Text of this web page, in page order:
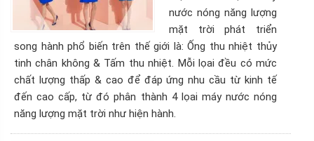
nước nóng năng lượng
mặt trời phát triển
song hành phổ biến trên thế giới là: Ống thu nhiệt thủy
tinh chân không & Tấm thu nhiệt. Mỗi lọai đều có mức
chất lượng thấp & cao để đáp ứng nhu cầu từ kinh tế
đến cao cấp, từ đó phân thành 4 lọai máy nước nóng
năng lượng mặt trời như hiện hành.